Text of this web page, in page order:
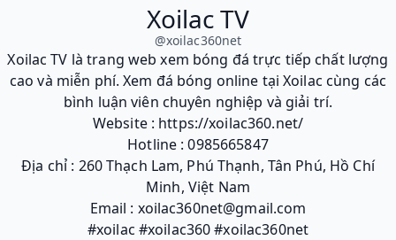
Xoilac TV
@xoilac360net
Xoilac TV là trang web xem bóng đá trực tiếp chất lượng
cao và miễn phí. Xem đá bóng online tại Xoilac cùng các
bình luận viên chuyên nghiệp và giải trí.
Website : https://xoilac360.net/
Hotline : 0985665847
Địa chỉ : 260 Thạch Lam, Phú Thạnh, Tân Phú, Hồ Chí
Minh, Việt Nam
Email : xoilac360net@gmail.com
#xoilac #xoilac360 #xoilac360net